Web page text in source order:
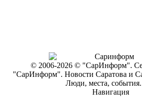
© 2006-2026 © "СарИнформ".
"СарИнформ". Новости Саратова и
Люди, места,
Навигация